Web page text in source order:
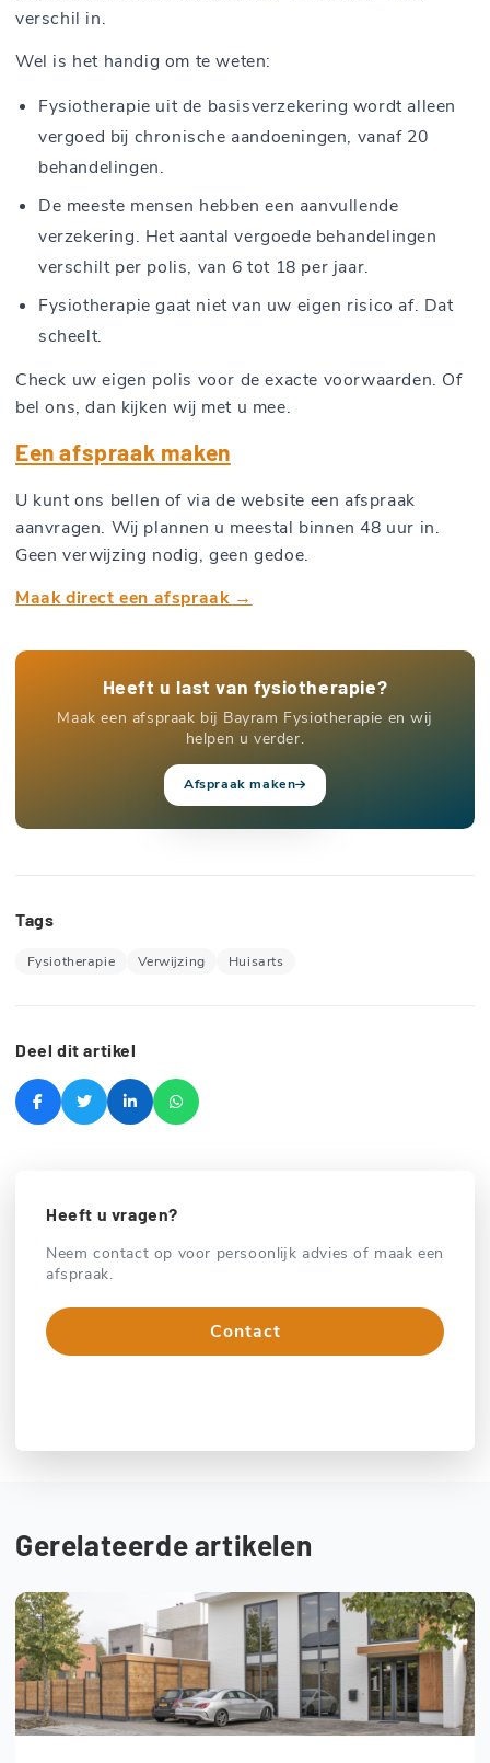
verschil in.
Wel is het handig om te weten:
Fysiotherapie uit de basisverzekering wordt alleen
vergoed bij chronische aandoeningen, vanaf 20
behandelingen.
De meeste mensen hebben een aanvullende
verzekering. Het aantal vergoede behandelingen
verschilt per polis, van 6 tot 18 per jaar.
Fysiotherapie gaat niet van uw eigen risico af. Dat
scheelt.
Check uw eigen polis voor de exacte voorwaarden. Of
bel ons, dan kijken wij met u mee.
Een afspraak maken
U kunt ons bellen of via de website een afspraak
aanvragen. Wij plannen u meestal binnen 48 uur in.
Geen verwijzing nodig, geen gedoe.
Maak direct een afspraak →
Heeft u last van fysiotherapie?
Maak een afspraak bij Bayram Fysiotherapie en wij
helpen u verder.
Afspraak maken
Tags
Fysiotherapie Verwijzing Huisarts
Deel dit artikel
Heeft u vragen?
Neem contact op voor persoonlijk advies of maak een
afspraak.
Contact
Gerelateerde artikelen